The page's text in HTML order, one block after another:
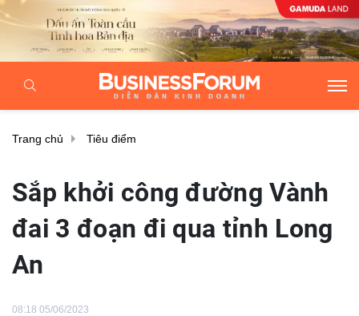
Trang chủ Tiêu điểm
Sắp khởi công đường Vành
đai 3 đoạn đi qua tỉnh Long
An
08:18 05/06/2023